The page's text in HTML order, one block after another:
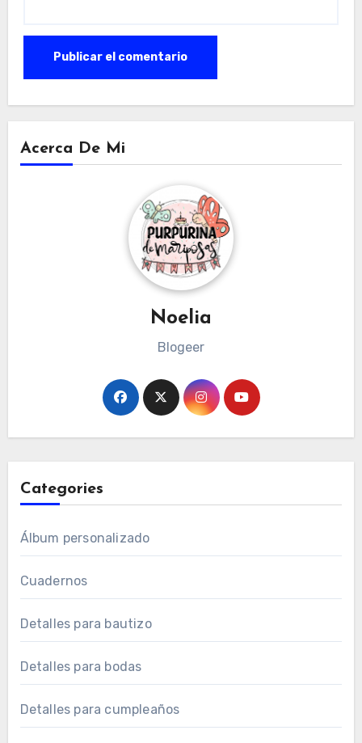
Acerca De Mi
Noelia
Blogeer
Categories
Álbum personalizado
Cuadernos
Detalles para bautizo
Detalles para bodas
Detalles para cumpleaños